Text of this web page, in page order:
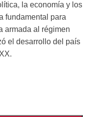
la economía y los
fundamental para
armada al régimen
el desarrollo del país
—destacado